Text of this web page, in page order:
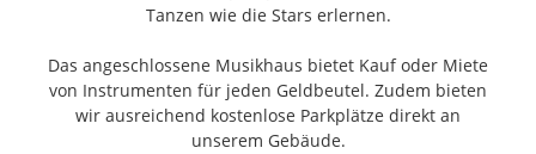
Tanzen wie die Stars erlernen.
Das angeschlossene Musikhaus bietet Kauf oder Miete
von Instrumenten für jeden Geldbeutel. Zudem bieten
wir ausreichend kostenlose Parkplätze direkt an
unserem Gebäude.